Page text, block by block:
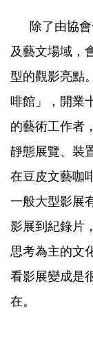
除了由協會
及藝文場域，
型的觀影亮點
啡館」，開業
的藝術工作者
靜態展覽、裝
在豆皮文藝咖
一般大型影展
影展到紀錄片
思考為主的文
看影展變成是
在。